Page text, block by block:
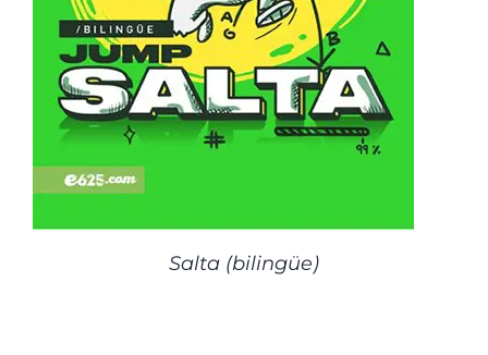
Salta (bilingüe)